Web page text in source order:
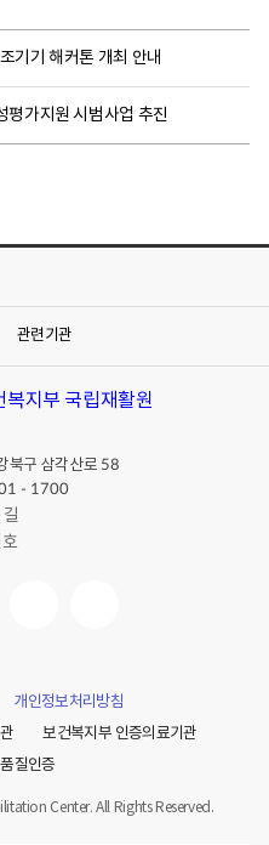
기기 해커톤 개최 안내
평가지원 시범사업 추진
관련기관
북구 삼각산로 58
- 1700
개인정보처리방침
보건복지부 인증의료기관
질인증
Center. All Rights Reserved.